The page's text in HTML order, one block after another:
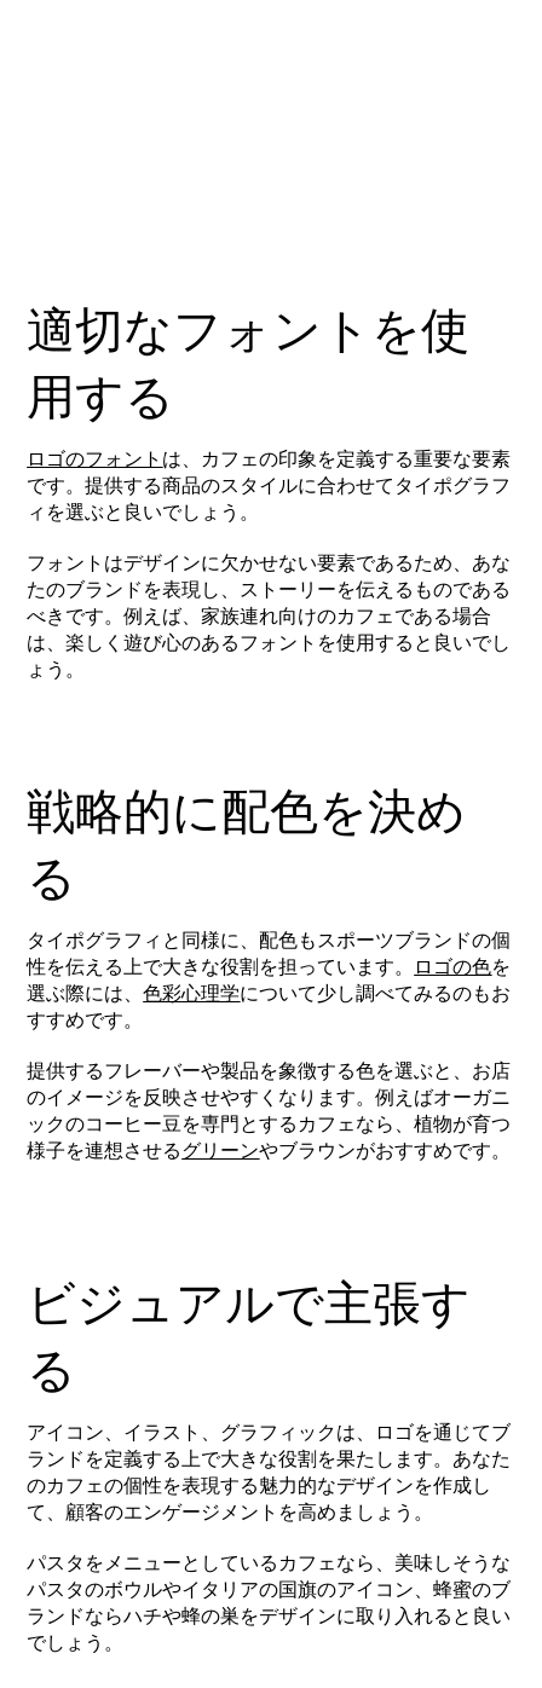
適切なフォントを使
用する
ロゴのフォント は、カフェの印象を定義する重要な要素
です。提供する商品のスタイルに合わせてタイポグラフ
ィを選ぶと良いでしょう。
フォントはデザインに欠かせない要素であるため、あな
たのブランドを表現し、ストーリーを伝えるものである
べきです。例えば、家族連れ向けのカフェである場合
は、楽しく遊び心のあるフォントを使用すると良いでし
ょう。
戦略的に配色を決め
る
タイポグラフィと同様に、配色もスポーツブランドの個
性を伝える上で大きな役割を担っています。
ロゴの色を
選ぶ際には、色彩心理学について少し調べてみるのもお
すすめです。
提供するフレーバーや製品を象徴する色を選ぶと、お店
のイメージを反映させやすくなります。例えばオーガニ
ックのコーヒー豆を専門とするカフェなら、植物が育つ
様子を連想させるグリーンやブラウンがおすすめです。
ビジュアルで主張す
る
アイコン、イラスト、グラフィックは、ロゴを通じてブ
ランドを定義する上で大きな役割を果たします。あなた
のカフェの個性を表現する魅力的なデザインを作成し
て、顧客のエンゲージメントを高めましょう。
パスタをメニューとしているカフェなら、美味しそうな
パスタのボウルやイタリアの国旗のアイコン、蜂蜜のブ
ランドならハチや蜂の巣をデザインに取り入れると良い
でしょう。